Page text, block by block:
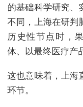
的基础科学研究、
不同，上海在研判
历史性节点时，
体、以最终医疗产
这也意味着，上海
环节。